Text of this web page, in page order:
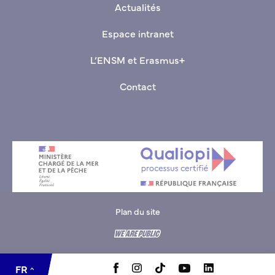
FR
EN
Actualités
Espace intranet
L’ENSM et Erasmus+
Contact
Plan du site